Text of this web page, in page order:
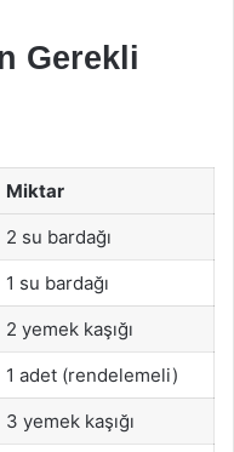
Gerekli
Miktar
2 su bardağı
1 su bardağı
2 yemek kaşığı
1 adet (rendelemeli)
3 yemek kaşığı